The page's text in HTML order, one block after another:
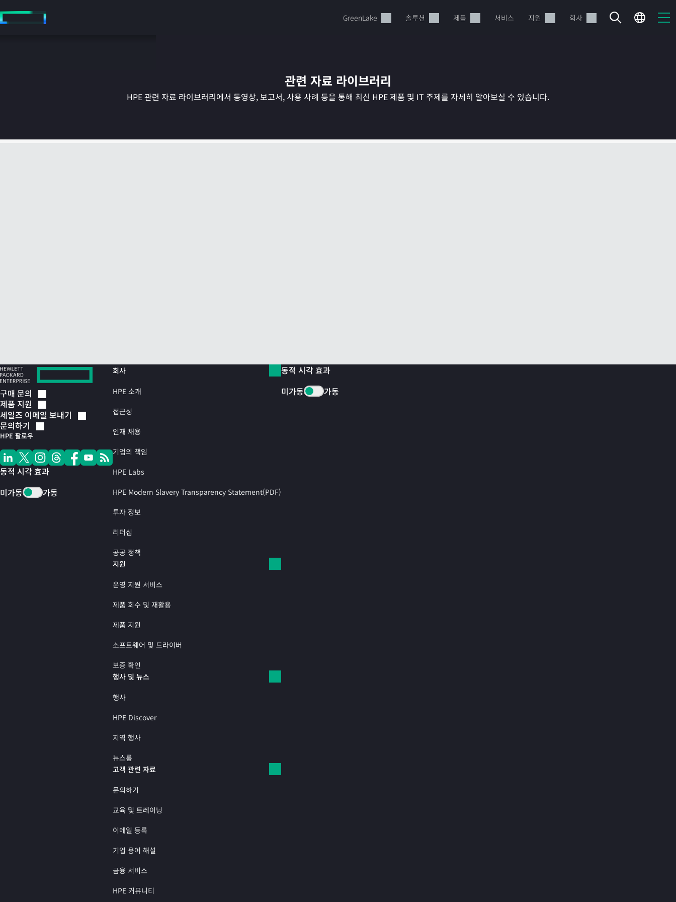
요
GreenLake 솔루션 제품 서비스 지원 회사
현재 장바구니가 비어있습니다
관련 자료 라이브러리
HPE 관련 자료 라이브러리에서 동영상, 보고서, 사용 사례 등을 통해 최신 HPE 제품 및 IT 주제를 자세히 알아보실 수 있습니다.
구매 문의
제품 지원
세일즈 이메일 보내기
문의하기
HPE 팔로우
동적 시각 효과
미가동
가동
회사
HPE 소개
접근성
인재 채용
기업의 책임
HPE Labs
HPE Modern Slavery Transparency Statement(PDF)
투자 정보
리더십
공공 정책
지원
운영 지원 서비스
제품 회수 및 재활용
제품 지원
소프트웨어 및 드라이버
보증 확인
행사 및 뉴스
행사
HPE Discover
지역 행사
뉴스룸
고객 관련 자료
문의하기
교육 및 트레이닝
이메일 등록
기업 용어 해설
금융 서비스
HPE 커뮤니티
동적 시각 효과
미가동
가동